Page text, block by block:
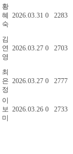
황
혜
숙
2026.03.31 0 2283
김
연
영
2026.03.27 0 2703
최
은
정
2026.03.27 0 2777
이
보
미
2026.03.26 0 2733